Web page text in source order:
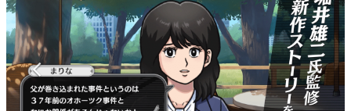
ゲームが変えた日本語
「経験値」「裏技」「ラスボス」… ゲームにまつわる言葉
の起源や用法の変遷を、コンピューター文化史研究家・タ
イニーP氏が徹底調査。
カテゴリ